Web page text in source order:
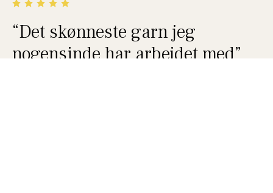
“Det skønneste garn jeg
nogensinde har arbejdet med”